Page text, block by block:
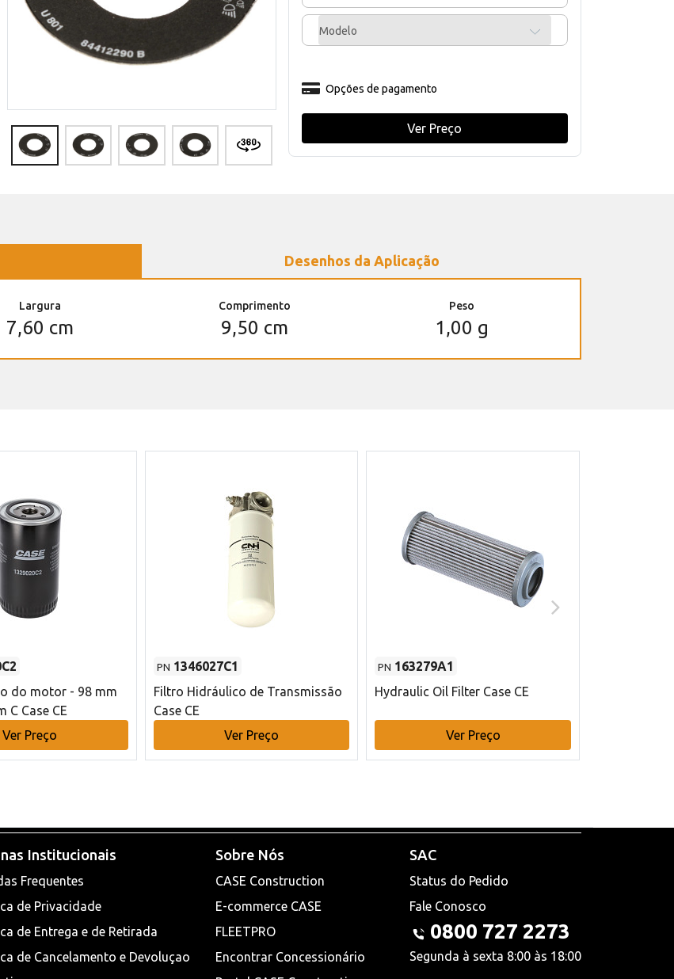
Modelo
Opções de pagamento
Ver Preço
Desenhos da Aplicação
Largura
7,60 cm
Comprimento
9,50 cm
Peso
1,00 g
do motor - 98 mm
C Case CE
Ver Preço
PN 1346027C1
Filtro Hidráulico de Transmissão
Case CE
Ver Preço
PN 163279A1
Hydraulic Oil Filter Case CE
Ver Preço
Institucionais
Frequentes
de Privacidade
de Entrega e de Retirada
de Cancelamento e Devoluçao
Sobre Nós
CASE Construction
E-commerce CASE
FLEETPRO
Encontrar Concessionário
SAC
Status do Pedido
Fale Conosco
0800 727 2273
Segunda à sexta 8:00 às 18:00